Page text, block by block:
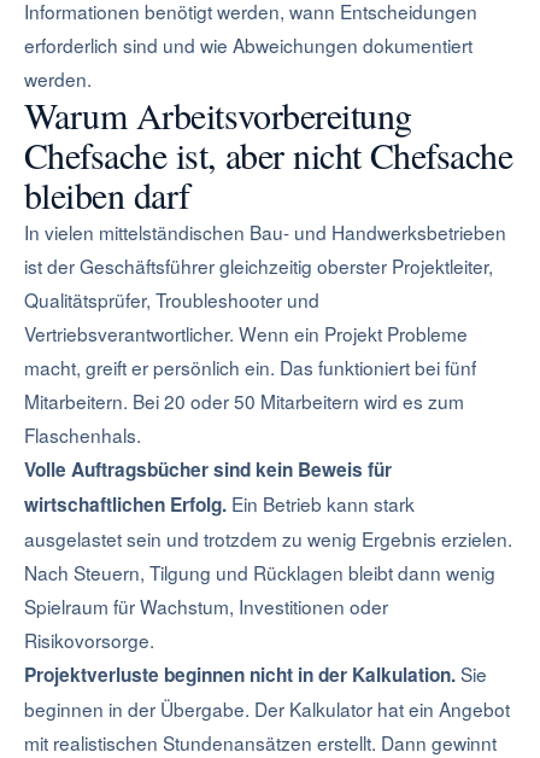
Informationen benötigt werden, wann Entscheidungen
erforderlich sind und wie Abweichungen dokumentiert
werden.
Warum Arbeitsvorbereitung
Chefsache ist, aber nicht Chefsache
bleiben darf
In vielen mittelständischen Bau- und Handwerksbetrieben
ist der Geschäftsführer gleichzeitig oberster Projektleiter,
Qualitätsprüfer, Troubleshooter und
Vertriebsverantwortlicher. Wenn ein Projekt Probleme
macht, greift er persönlich ein. Das funktioniert bei fünf
Mitarbeitern. Bei 20 oder 50 Mitarbeitern wird es zum
Flaschenhals.
Volle Auftragsbücher sind kein Beweis für
wirtschaftlichen Erfolg. Ein Betrieb kann stark
ausgelastet sein und trotzdem zu wenig Ergebnis erzielen.
Nach Steuern, Tilgung und Rücklagen bleibt dann wenig
Spielraum für Wachstum, Investitionen oder
Risikovorsorge.
Projektverluste beginnen nicht in der Kalkulation.Sie
beginnen in der Übergabe. Der Kalkulator hat ein Angebot
mit realistischen Stundenansätzen erstellt. Dann gewinnt